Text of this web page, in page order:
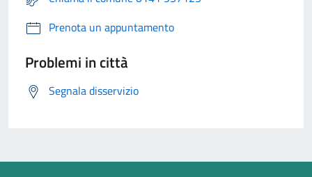
Prenota un appuntamento
Problemi in città
Segnala disservizio